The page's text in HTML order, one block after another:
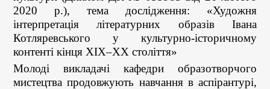
2020 р.), тема дослідження: «Художня
інтерпретація літературних образів Івана
Котляревського у культурно-історичному
контенті кінця ХІХ–ХХ століття»
Молоді викладачі кафедри образотворчого
мистецтва продовжують навчання в аспірантурі,